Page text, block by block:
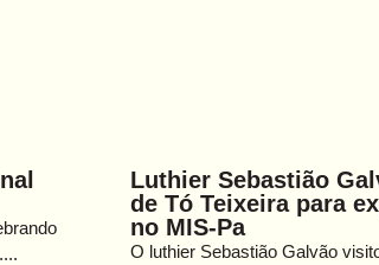
Luthier Sebastião
de Tó Teixeira para
no MIS-Pa
O luthier Sebastião Galvão